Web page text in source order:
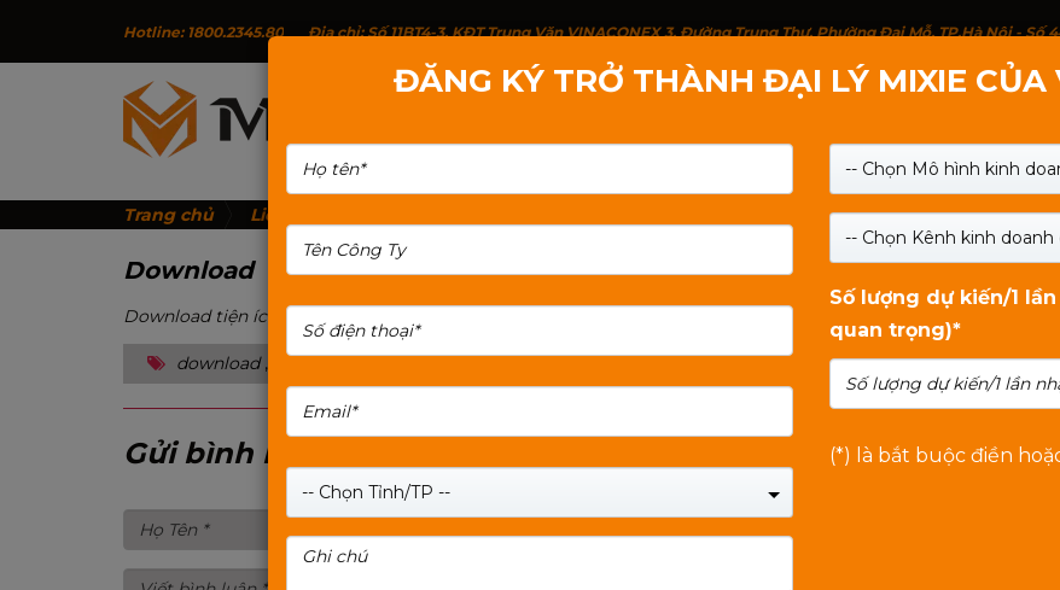
Hotline: 1800.2345.80 Địa chỉ: Số 11BT4-3, KĐT Trung Văn VINACONEX 3, Đường Trung Thư, Phường Đại Mỗ, TP.Hà Nội -
Trang chủ Liên hệ
Download
Download tiện ích, driver, dữ liệu, catalog...
download, driver,dữ liệu,tiện ích,ứng dụng,tài liệu
Gửi bình luận
ĐĂNG KÝ TRỞ THÀNH ĐẠI LÝ MIXIE CỦA
-- Chọn Tỉnh/TP --
-- Chọn Mô hình kinh
-- Chọn Kênh kinh doanh
Số lượng dự kiến/1
quan trọng)*
(*) là bắt buộc điền